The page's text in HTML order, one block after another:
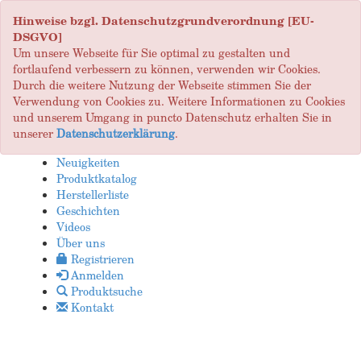
Hinweise bzgl. Datenschutzgrundverordnung [EU-
DSGVO]
Um unsere Webseite für Sie optimal zu gestalten und
fortlaufend verbessern zu können, verwenden wir Cookies.
Durch die weitere Nutzung der Webseite stimmen Sie der
Verwendung von Cookies zu. Weitere Informationen zu Cookies
und unserem Umgang in puncto Datenschutz erhalten Sie in
unsererDatenschutzerklärung.
Neuigkeiten
Produktkatalog
Herstellerliste
Geschichten
Videos
Über uns
Registrieren
Anmelden
Produktsuche
Kontakt